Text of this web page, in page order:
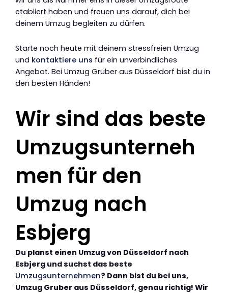
etabliert haben und freuen uns darauf, dich bei
deinem Umzug begleiten zu dürfen.
Starte noch heute mit deinem stressfreien Umzug
und kontaktiere uns für ein unverbindliches
Angebot. Bei Umzug Gruber aus Düsseldorf bist du in
den besten Händen!
Wir sind das beste
Umzugsunterneh
men für den
Umzug nach
Esbjerg
Du planst einen Umzug von Düsseldorf nach
Esbjerg und suchst das beste
Umzugsunternehmen? Dann bist du bei uns,
Umzug Gruber aus Düsseldorf, genau richtig! Wir